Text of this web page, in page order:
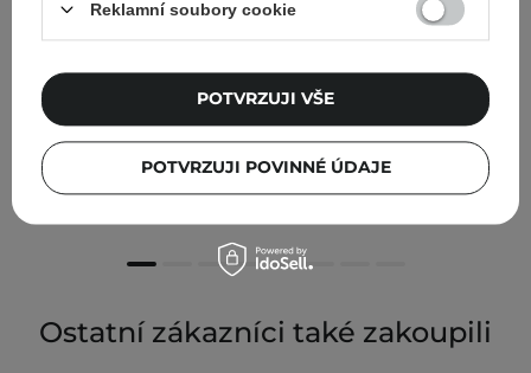
Paula's Choice - Skin Perfecting - 2% BHA Liquid
Exfoliant - Exfoliační přípravek s 2% kyselinou salicylovou
- 30 ml
Ostatní zákazníci také zakoupili
Reklamní soubory cookie
POTVRZUJI POVINNÉ ÚDAJE
POTVRZUJI VŠE